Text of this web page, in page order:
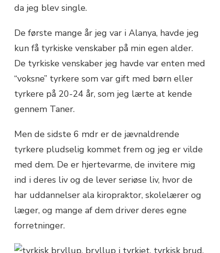
da jeg blev single.
De første mange år jeg var i Alanya, havde jeg
kun få tyrkiske venskaber på min egen alder.
De tyrkiske venskaber jeg havde var enten med
“voksne” tyrkere som var gift med børn eller
tyrkere på 20-24 år, som jeg lærte at kende
gennem Taner.
Men de sidste 6 mdr er de jævnaldrende
tyrkere pludselig kommet frem og jeg er vilde
med dem. De er hjertevarme, de invitere mig
ind i deres liv og de lever seriøse liv, hvor de
har uddannelser ala kiropraktor, skolelærer og
læger, og mange af dem driver deres egne
forretninger.